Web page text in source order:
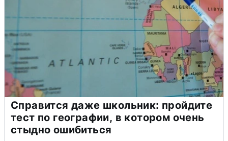
Справится даже школьник: пройдите
тест по географии, в котором очень
стыдно ошибиться